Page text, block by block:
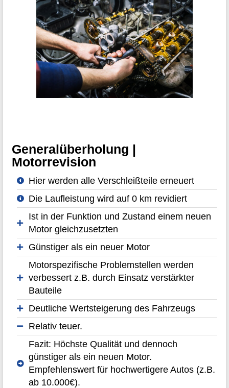
Generalüberholung |
Motorrevision
Hier werden alle Verschleißteile erneuert
Die Laufleistung wird auf 0 km revidiert
Ist in der Funktion und Zustand einem neuen
Motor gleichzusetzten
Günstiger als ein neuer Motor
Motorspezifische Problemstellen werden
verbessert z.B. durch Einsatz verstärkter
Bauteile
Deutliche Wertsteigerung des Fahrzeugs
Relativ teuer.
Fazit: Höchste Qualität und dennoch
günstiger als ein neuen Motor.
Empfehlenswert für hochwertigere Autos (z.B.
ab 10.000€).